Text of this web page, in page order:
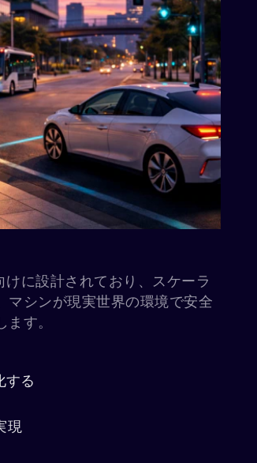
に設計されており、スケーラ
マシンが現実世界の環境で安全
す。
する
現